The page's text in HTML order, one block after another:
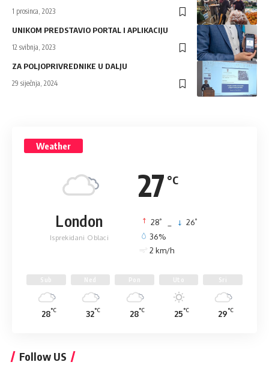
1 prosinca, 2023
UNIKOM PREDSTAVIO PORTAL I APLIKACIJU
12 svibnja, 2023
ZA POLJOPRIVREDNIKE U DALJU
29 siječnja, 2024
Weather
27 °C
London
Isprekidani Oblaci
28° 26°
36%
2 km/h
Sub
28°C
Ned
32°C
Pon
28°C
Uto
25°C
Sri
29°C
Follow US